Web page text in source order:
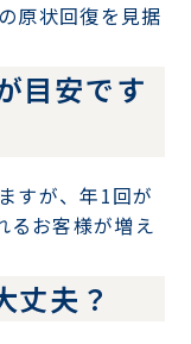
原状回復を見据
目安です
すが、年1回が
るお客様が増え
丈夫？